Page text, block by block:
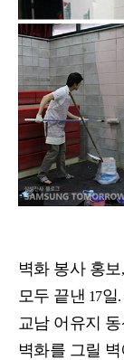
벽화 봉사 홍보 ,
모두 끝낸 17일.
교남 어유지
벽화를 그릴